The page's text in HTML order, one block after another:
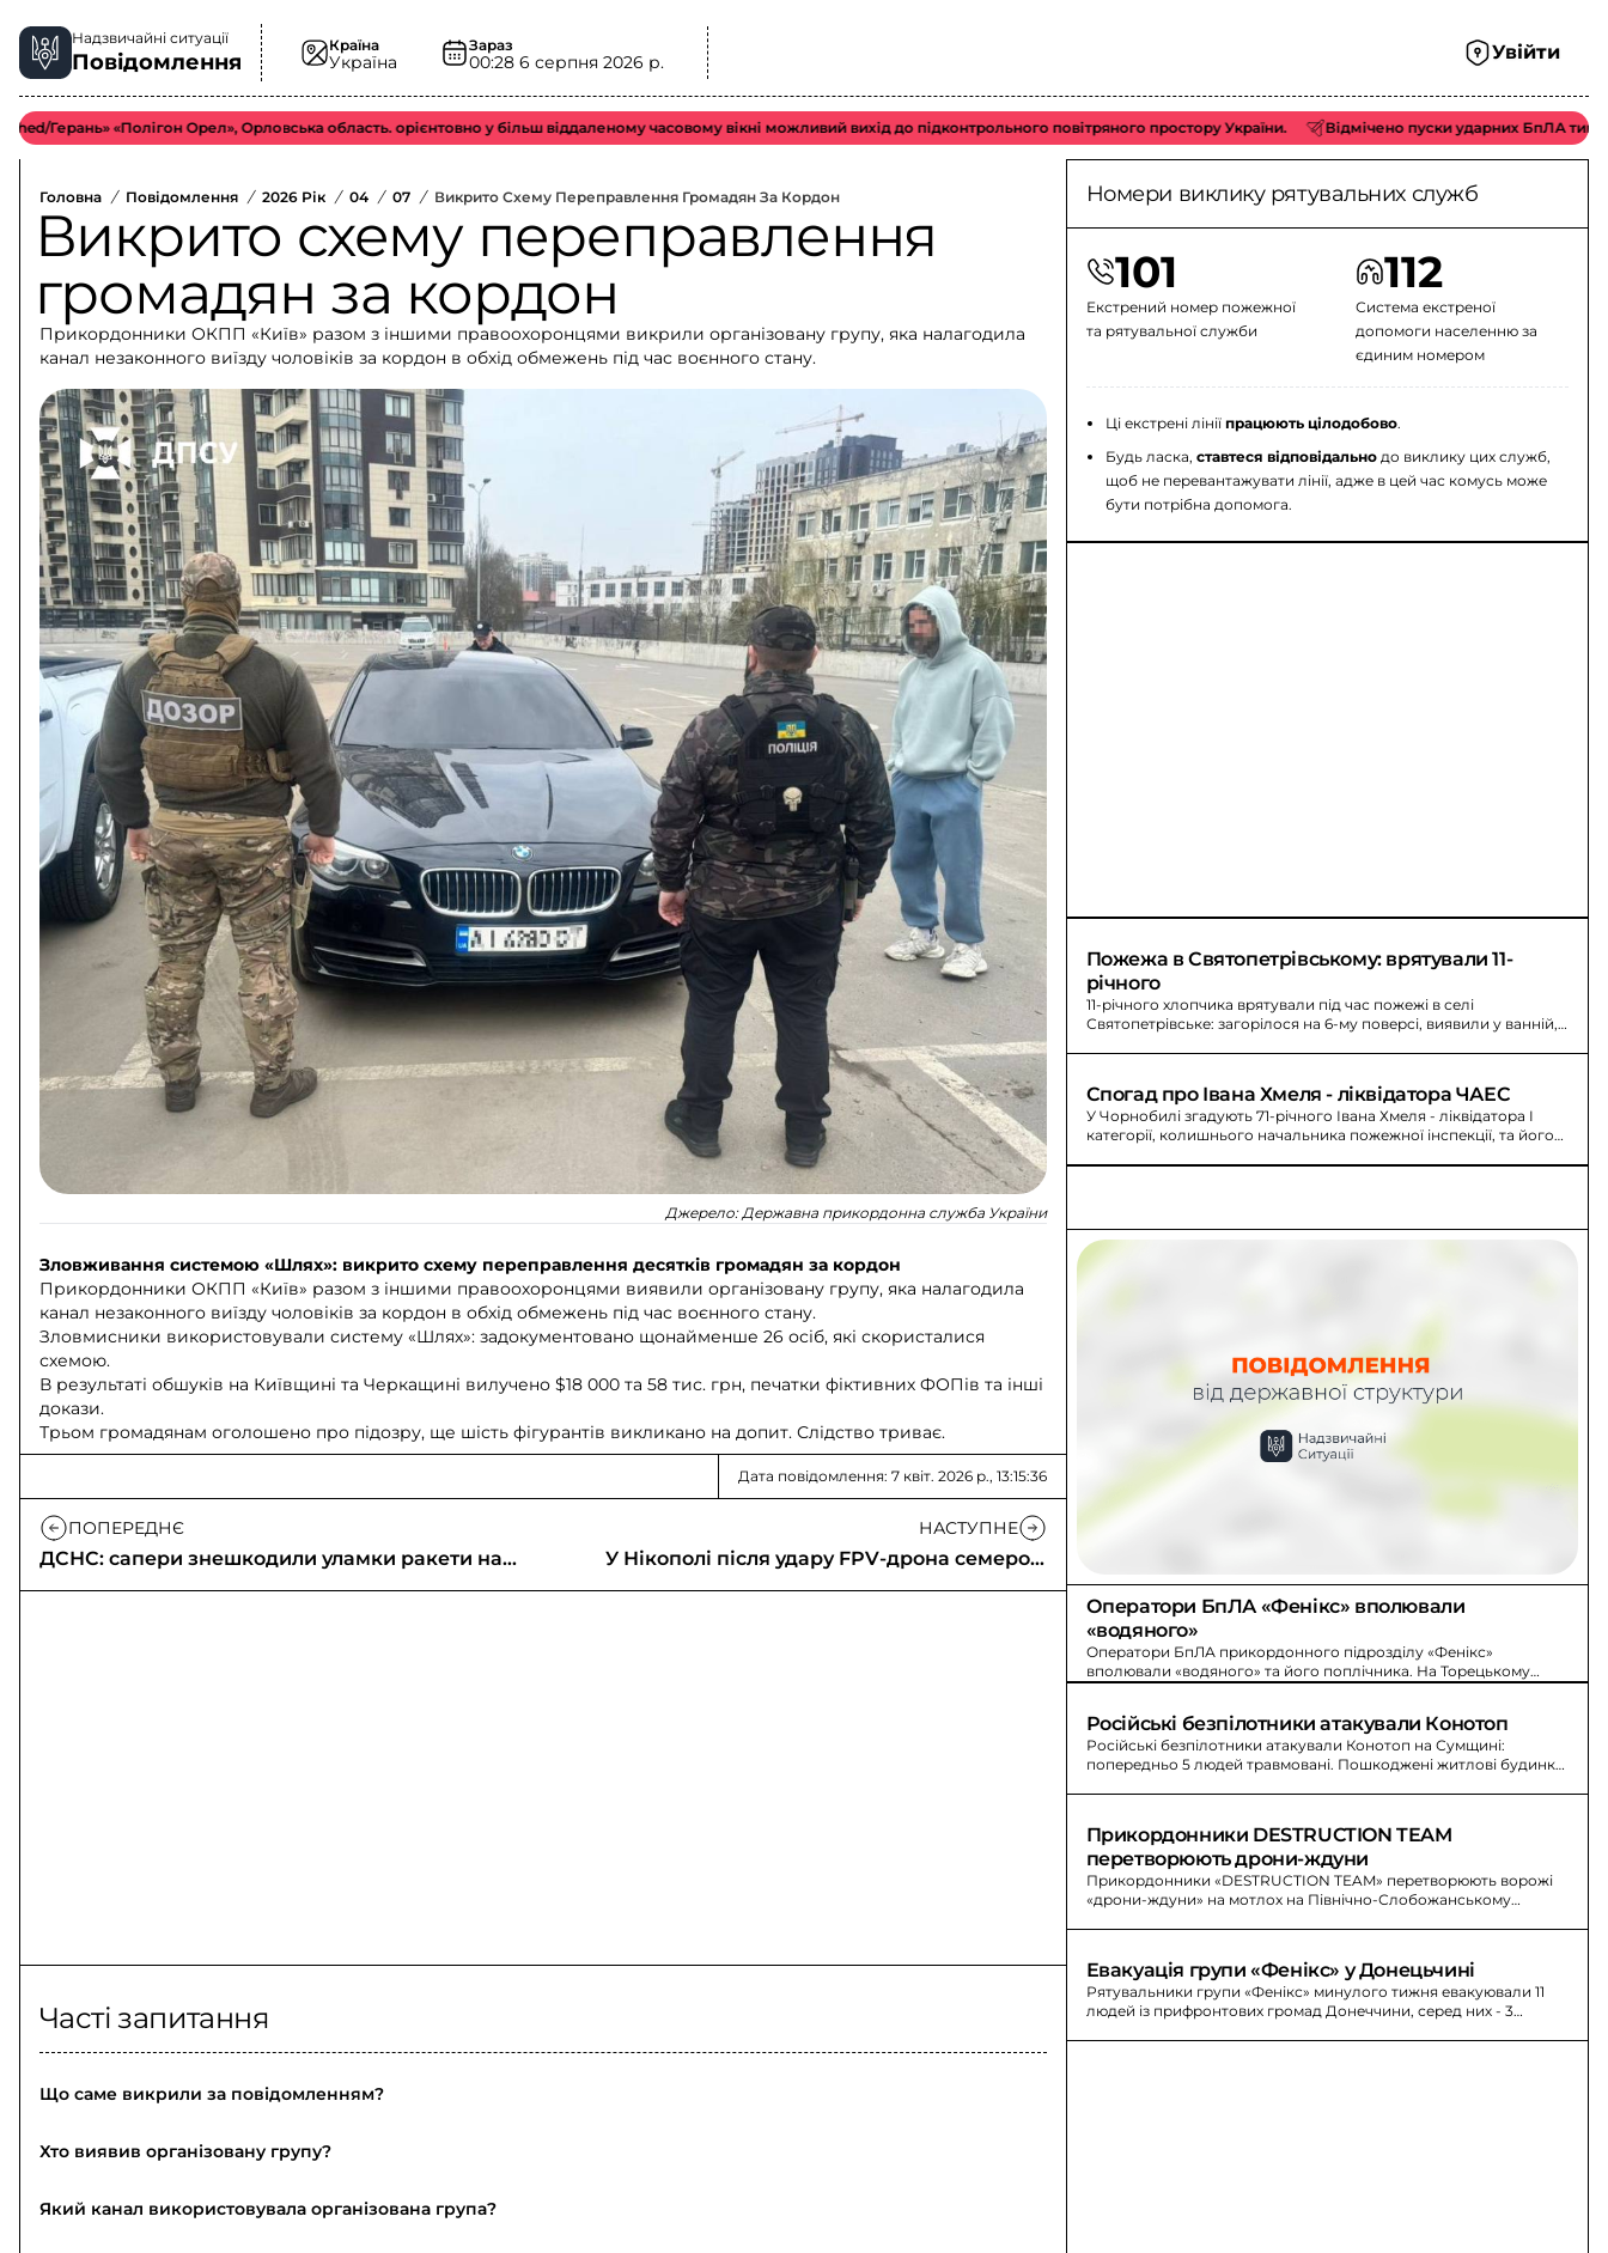
Надзвичайні ситуації
Повідомлення
Країна
Україна
Зараз
00:28 6 серпня 2026 р. Увійти
«Полігон Орел», Орловська область. орієнтовно у більш віддаленому часовому вікні можливий вихід до підконтрольного повітряного простору України. Відмічено пуски ударних БпЛА типу «Shahed/
Головна / Повідомлення / 2026 Рік / 04 / 07 / Викрито Схему Переправлення Громадян За Кордон
Викрито схему переправлення
громадян за кордон
Прикордонники ОКПП «Київ» разом з іншими правоохоронцями викрили організовану групу, яка налагодила
канал незаконного виїзду чоловіків за кордон в обхід обмежень під час воєнного стану.
Джерело:Державна прикордонна служба України
Зловживання системою «Шлях»: викрито схему переправлення десятків громадян за кордон
Прикордонники ОКПП «Київ» разом з іншими правоохоронцями виявили організовану групу, яка налагодила
канал незаконного виїзду чоловіків за кордон в обхід обмежень під час воєнного стану.
Зловмисники використовували систему «Шлях»: задокументовано щонайменше 26 осіб, які скористалися
схемою.
В результаті обшуків на Київщині та Черкащині вилучено $18 000 та 58 тис. грн, печатки фіктивних ФОПів та інші
докази.
Трьом громадянам оголошено про підозру, ще шість фігурантів викликано на допит. Слідство триває.
Дата повідомлення: 7 квіт. 2026 р., 13:15:36
ПОПЕРЕДНЄ
ДСНС: сапери знешкодили уламки ракети на
Київщині
НАСТУПНЕ
У Нікополі після удару FPV-дрона семеро в
лікарні
Часті запитання
Що саме викрили за повідомленням?
Хто виявив організовану групу?
Який канал використовувала організована група?
Номери виклику рятувальних служб
101
Екстрений номер пожежної
та рятувальної служби
112
Система екстреної
допомоги населенню за
єдиним номером
Ці екстрені лінії працюють цілодобово.
Будь ласка, ставтеся відповідальнодо виклику цих служб,
щоб не перевантажувати лінії, адже в цей час комусь може
бути потрібна допомога.
Пожежа в Святопетрівському: врятували 11-
річного
11-річного хлопчика врятували під час пожежі в селі
Святопетрівське: загорілося на 6-му поверсі, виявили у ванній,
Спогад про Івана Хмеля - ліквідатора ЧАЕС
У Чорнобилі згадують 71-річного Івана Хмеля - ліквідатора I
категорії, колишнього начальника пожежної інспекції, та його
Оператори БпЛА «Фенікс» вполювали
«водяного»
Оператори БпЛА прикордонного підрозділу «Фенікс»
вполювали «водяного» та його поплічника. На Торецькому
напрямку вороже просування зупиняють прикордонники.
Російські безпілотники атакували Конотоп
Російські безпілотники атакували Конотоп на Сумщині:
попередньо 5 людей травмовані. Пошкоджені житлові будинки,
Прикордонники DESTRUCTION TEAM
перетворюють дрони-ждуни
Прикордонники «DESTRUCTION TEAM» перетворюють ворожі
«дрони-ждуни» на мотлох на Північно-Слобожанському
Евакуація групи «Фенікс» у Донецьчині
Рятувальники групи «Фенікс» минулого тижня евакуювали 11
людей із прифронтових громад Донеччини, серед них - 3